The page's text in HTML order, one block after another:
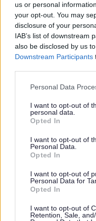
us or personal
your opt-out. You may
disclosure of your
IAB’s list of downstream
also be disclosed by us
Downstream Participants
Please note that this
not limited to your visit
grant or deny consent to
use your data for below
consent section.
Personal Data
I want to opt-out of
personal data.
Opted In
I want to opt-out of
Personal Data.
Opted In
I want to opt-out of
Personal Data for
Opted In
I want to opt-out of
Retention, Sale,
Mae’n anghyfreithlon
Mae’n anghyfreithlon
Cyflogaeth Plant
Dim ond mewn
(gweler isod)
Ni all unrhyw blentyn
ysgol
Ni all unrhyw blentyn
rhwng 7am ac 11am
Ni all unrhyw blentyn
unrhyw wythnos pan
Gall plentyn 13 neu 14
Sadwrn neu wyliau
25 awr yr wythnos yn
Sadwrn neu wyliau